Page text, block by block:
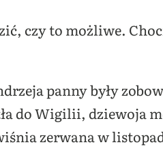
czy to możliwe.
panny były
do Wigilii, dziewoja
zerwana w